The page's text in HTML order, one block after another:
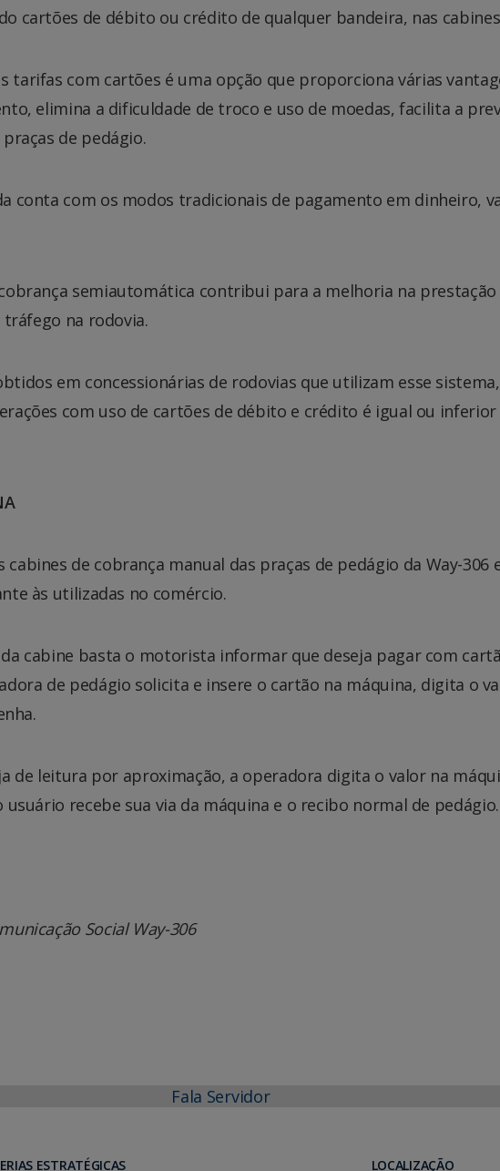
cartões de débito ou crédito de qualquer bandeira, nas
tarifas com cartões é uma opção que proporciona várias
elimina a dificuldade de troco e uso de moedas, facilita a
de pedágio.
conta com os modos tradicionais de pagamento em dinheiro,
semiautomática contribui para a melhoria na
na rodovia.
em concessionárias de rodovias que utilizam esse
com uso de cartões de débito e crédito é igual ou
cabines de cobrança manual das praças de pedágio da Way-
às utilizadas no comércio.
cabine basta o motorista informar que deseja pagar com
de pedágio solicita e insere o cartão na máquina, digita o
de leitura por aproximação, a operadora digita o valor na
usuário recebe sua via da máquina e o recibo normal de
Social Way-306
Fala Servidor
ESTRATÉGICAS LOCALIZAÇÃO